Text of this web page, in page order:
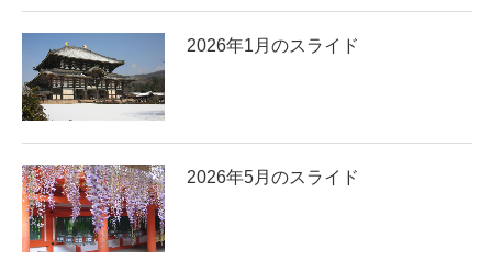
2026年1月のスライド
2026年5月のスライド